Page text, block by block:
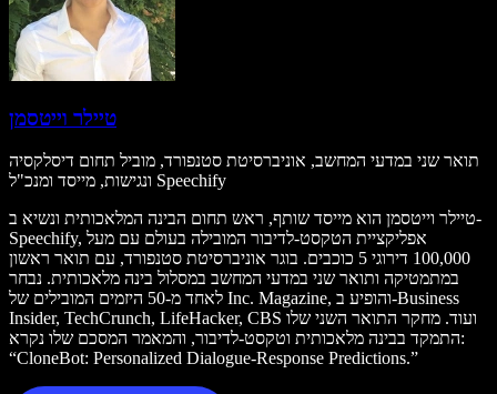
טיילר וייטסמן
תואר שני במדעי המחשב, אוניברסיטת סטנפורד, מוביל תחום דיסלקסיה
ונגישות, מייסד ומנכ"ל Speechify
טיילר וייטסמן הוא מייסד שותף, ראש תחום הבינה המלאכותית ונשיא ב-
Speechify, אפליקציית הטקסט‑לדיבור המובילה בעולם עם מעל
100,000 דירוגי 5 כוכבים. בוגר אוניברסיטת סטנפורד, עם תואר ראשון
במתמטיקה ותואר שני במדעי המחשב במסלול בינה מלאכותית. נבחר
לאחד מ-50 היזמים המובילים של Inc. Magazine, והופיע ב-Business
Insider, TechCrunch, LifeHacker, CBS ועוד. מחקר התואר השני שלו
התמקד בבינה מלאכותית וטקסט‑לדיבור, והמאמר המסכם שלו נקרא:
“CloneBot: Personalized Dialogue-Response Predictions.”